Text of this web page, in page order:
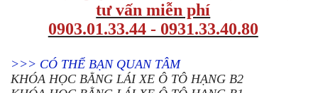
tư vấn miễn phí
0903.01.33.44 - 0931.33.40.80
>>> CÓ THỂ BẠN QUAN TÂM
KHÓA HỌC BẰNG LÁI XE Ô TÔ HẠNG B2